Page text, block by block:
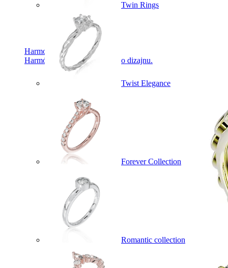
Harmony
Harmónia klasiky a moderného dizajnu.
Twin Rings
Twist Elegance
Forever Collection
Romantic collection